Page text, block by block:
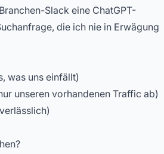
Slack eine ChatGPT-
die ich nie in Erwägung
was uns einfällt)
unseren vorhandenen Traffic ab)